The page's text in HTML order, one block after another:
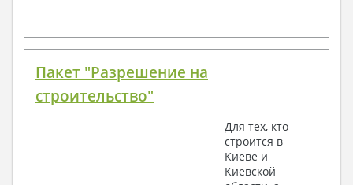
Пакет "Разрешение на
строительство"
Для тех, кто
строится в
Киеве и
Киевской